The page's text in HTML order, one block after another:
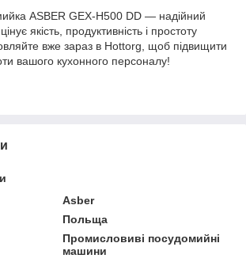
ASBER GEX-H500 DD — надійний
якість, продуктивність і простоту
вже зараз в Hottorg, щоб підвищити
вашого кухонного персоналу!
Asber
Польща
Промисловиві посудомийні
машини